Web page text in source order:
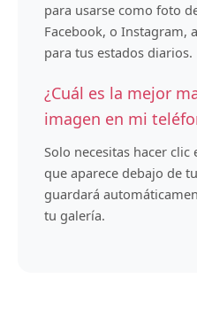
para usarse como foto
Facebook, o Instagram,
para tus estados diarios.
¿Cuál es la mejor
imagen en mi
Solo necesitas hacer
que aparece debajo de
guardará
tu galería.